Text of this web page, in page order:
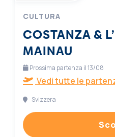
CULTURA
COSTANZA &
MAINAU
Prossima partenza il 13/08
Vedi tutte le
Svizzera